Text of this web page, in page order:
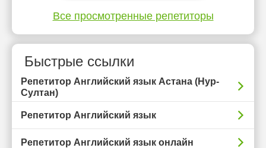
Все просмотренные репетиторы
Быстрые ссылки
Репетитор Английский язык Астана (Нур-
Султан)
Репетитор Английский язык
Репетитор Английский язык онлайн